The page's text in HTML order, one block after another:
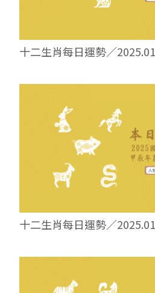
十二生肖每日運勢／
十二生肖每日運勢／